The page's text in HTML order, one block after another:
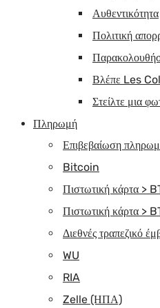
Αυθεντικότητα
Πολιτική
Βλέπε Les
Στείλτε μια
Πληρωμή
Επιβεβαίωση
Bitcoin
Πιστωτική κάρτα >
Πιστωτική κάρτα >
Διεθνές τραπεζικό
WU
RIA
Zelle (ΗΠΑ)